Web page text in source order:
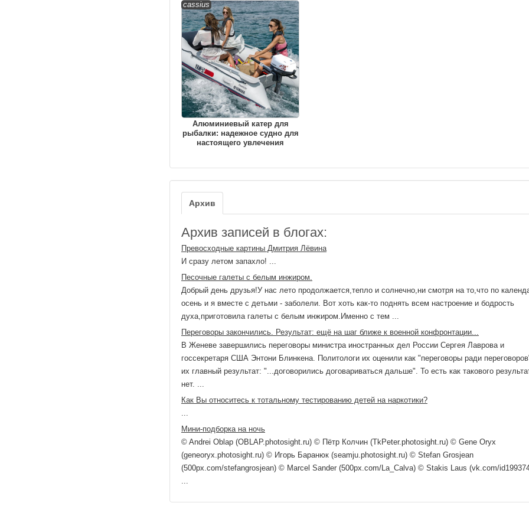
cassius
Алюминиевый катер для
рыбалки: надежное судно для
настоящего увлечения
Архив
Архив записей в блогах:
Превосходные картины Дмитрия Лёвина
И сразу летом запахло! ...
Песочные галеты с белым инжиром.
Добрый день друзья!У нас лето продолжается,тепло и солнечно,ни смотря на то,что по
осень и я вместе с детьми - заболели. Вот хоть как-то поднять всем настроение и бодрость
духа,приготовила галеты с белым инжиром.Именно с тем ...
Переговоры закончились. Результат: ещё на шаг ближе к военной конфронтации...
В Женеве завершились переговоры министра иностранных дел России Сергея Лаврова и
госсекретаря США Энтони Блинкена. Политологи их оценили как "переговоры ради
их главный результат: "...договорились договариваться дальше". То есть как такового
нет. ...
Как Вы относитесь к тотальному тестированию детей на наркотики?
...
Мини-подборка на ночь
© Andrei Oblap (OBLAP.photosight.ru) © Пётр Колчин (TkPeter.photosight.ru) © Gene Oryx
(geneoryx.photosight.ru) © Игорь Баранюк (seamju.photosight.ru) © Stefan Grosjean
(500px.com/stefangrosjean) © Marcel Sander (500px.com/La_Calva) © Stakis Laus (vk.com/
...